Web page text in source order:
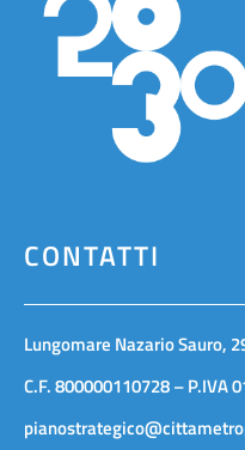
CONTATTI
Lungomare Nazario Sauro,
C.F. 800000110728 – P.IVA